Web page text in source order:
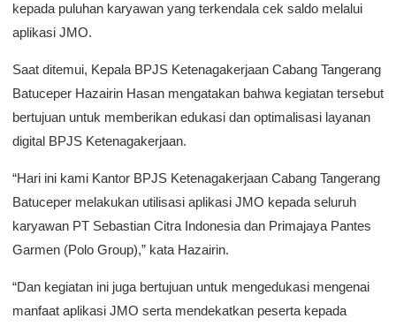
kepada puluhan karyawan yang terkendala cek saldo melalui
aplikasi JMO.
Saat ditemui, Kepala BPJS Ketenagakerjaan Cabang Tangerang
Batuceper Hazairin Hasan mengatakan bahwa kegiatan tersebut
bertujuan untuk memberikan edukasi dan optimalisasi layanan
digital BPJS Ketenagakerjaan.
“Hari ini kami Kantor BPJS Ketenagakerjaan Cabang Tangerang
Batuceper melakukan utilisasi aplikasi JMO kepada seluruh
karyawan PT Sebastian Citra Indonesia dan Primajaya Pantes
Garmen (Polo Group),” kata Hazairin.
“Dan kegiatan ini juga bertujuan untuk mengedukasi mengenai
manfaat aplikasi JMO serta mendekatkan peserta kepada